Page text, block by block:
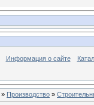
Информация о сайте
» Производство »